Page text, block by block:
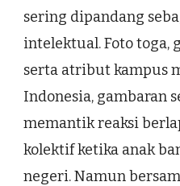
sering dipandang
intelektual. Foto toga,
serta atribut kampus
Indonesia, gambaran
memantik reaksi
kolektif ketika anak
negeri. Namun